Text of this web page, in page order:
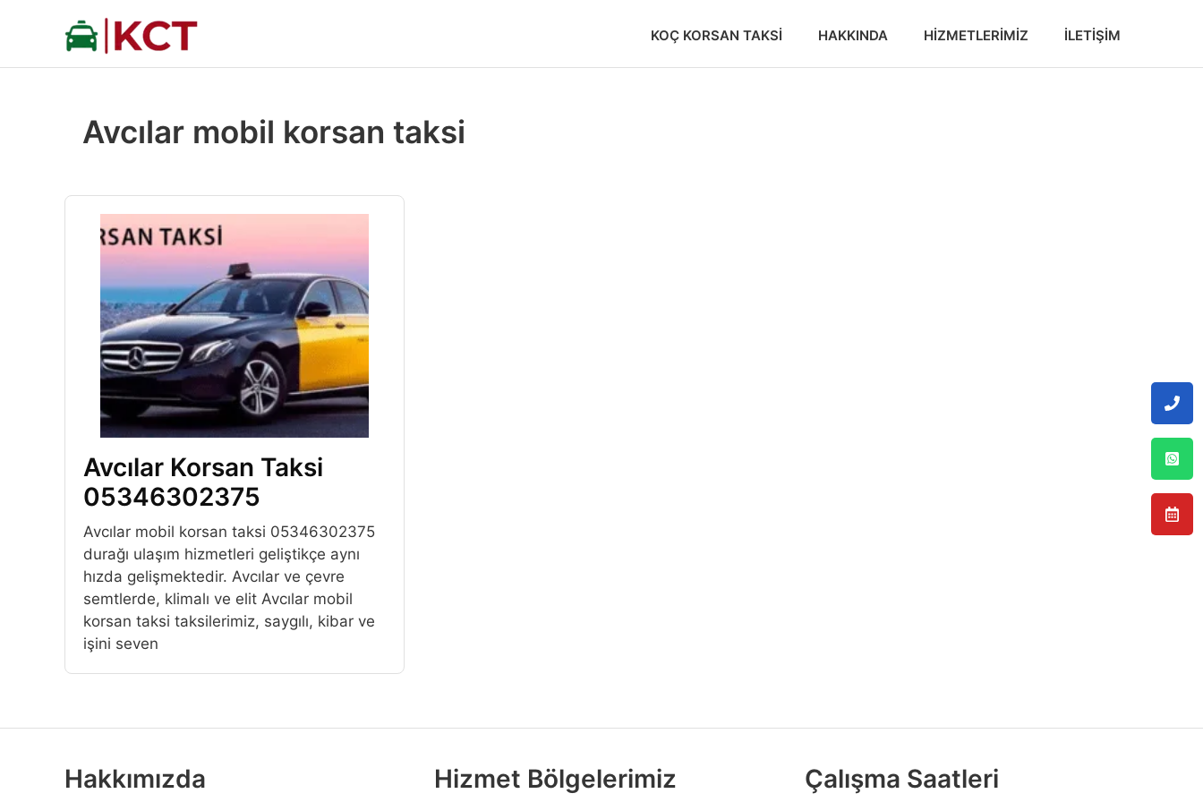
KOÇ KORSAN TAKSI HAKKINDA HIZMETLERIMIZ İLETIŞIM
Avcılar mobil korsan taksi
Avcılar Korsan Taksi
05346302375
Avcılar mobil korsan taksi 05346302375
durağı ulaşım hizmetleri geliştikçe aynı
hızda gelişmektedir. Avcılar ve çevre
semtlerde, klimalı ve elit Avcılar mobil
korsan taksi taksilerimiz, saygılı, kibar ve
işini seven
Hakkımızda Hizmet Bölgelerimiz Çalışma Saatleri